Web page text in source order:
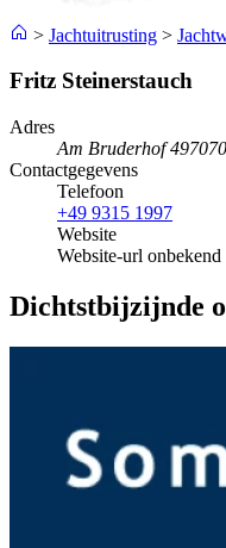
> Jachtuitrusting >
Fritz Steinerstauch
Adres
Am Bruderhof 4
Contactgegevens
Telefoon
+49 9315 1997
Website
Website-url onbekend
Dichtstbijzijnde